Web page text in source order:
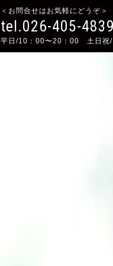
＜お問合せはお気軽にどうぞ＞
tel.026-405-4839
平日/10：00〜20：00 土日祝